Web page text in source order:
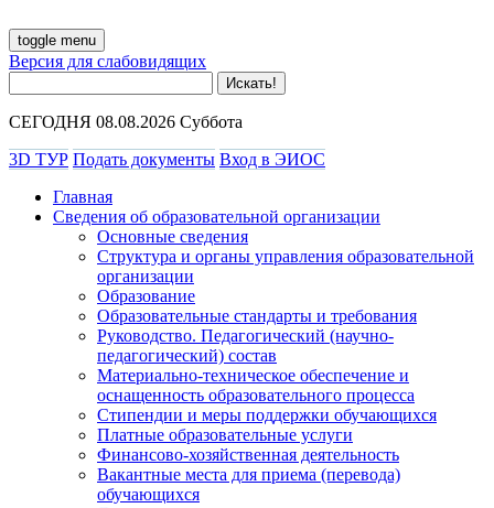
toggle menu
Версия для слабовидящих
СЕГОДНЯ 08.08.2026 Суббота
3D ТУР Подать документы Вход в ЭИОС
Главная
Сведения об образовательной организации
Основные сведения
Структура и органы управления образовательной
организации
Образование
Образовательные стандарты и требования
Руководство. Педагогический (научно-
педагогический) состав
Материально-техническое обеспечение и
оснащенность образовательного процесса
Стипендии и меры поддержки обучающихся
Платные образовательные услуги
Финансово-хозяйственная деятельность
Вакантные места для приема (перевода)
обучающихся